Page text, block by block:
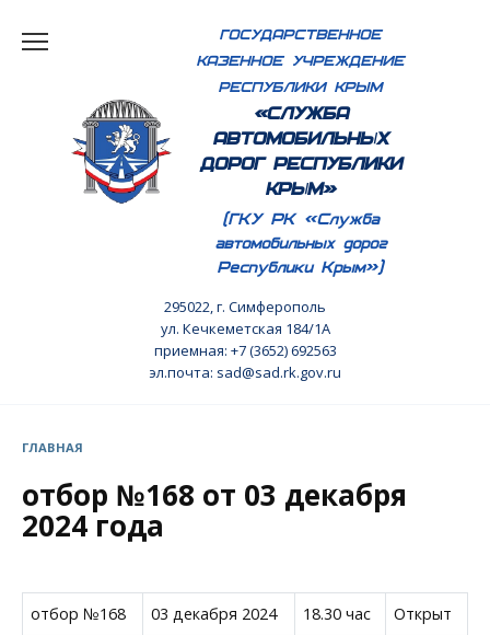
ГОСУДАРСТВЕННОЕ
КАЗЕННОЕ УЧРЕЖДЕНИЕ
РЕСПУБЛИКИ КРЫМ
«СЛУЖБА
АВТОМОБИЛЬНЫХ
ДОРОГ РЕСПУБЛИКИ
КРЫМ»
(ГКУ РК «Служба
автомобильных дорог
Республики Крым»)
295022, г. Симферополь
ул. Кечкеметская 184/1А
приемная: +7 (3652) 692563
эл.почта: sad@sad.rk.gov.ru
ГЛАВНАЯ
отбор №168 от 03 декабря
2024 года
отбор №168 03 декабря 2024 18.30 час Открыт